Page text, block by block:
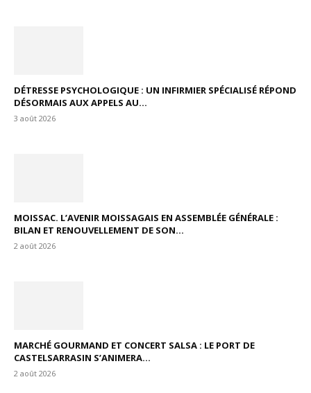
DÉTRESSE PSYCHOLOGIQUE : UN INFIRMIER SPÉCIALISÉ RÉPOND
DÉSORMAIS AUX APPELS AU...
3 août 2026
MOISSAC. L’AVENIR MOISSAGAIS EN ASSEMBLÉE GÉNÉRALE :
BILAN ET RENOUVELLEMENT DE SON...
2 août 2026
MARCHÉ GOURMAND ET CONCERT SALSA : LE PORT DE
CASTELSARRASIN S’ANIMERA...
2 août 2026